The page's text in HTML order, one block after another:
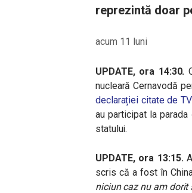
reprezintă doar
acum 11 luni
UPDATE, ora 14:30.
nucleară Cernavodă
declarației citate de
au participat la
statului.
UPDATE, ora 13:15.
scris că a fost în
niciun caz nu am dorit